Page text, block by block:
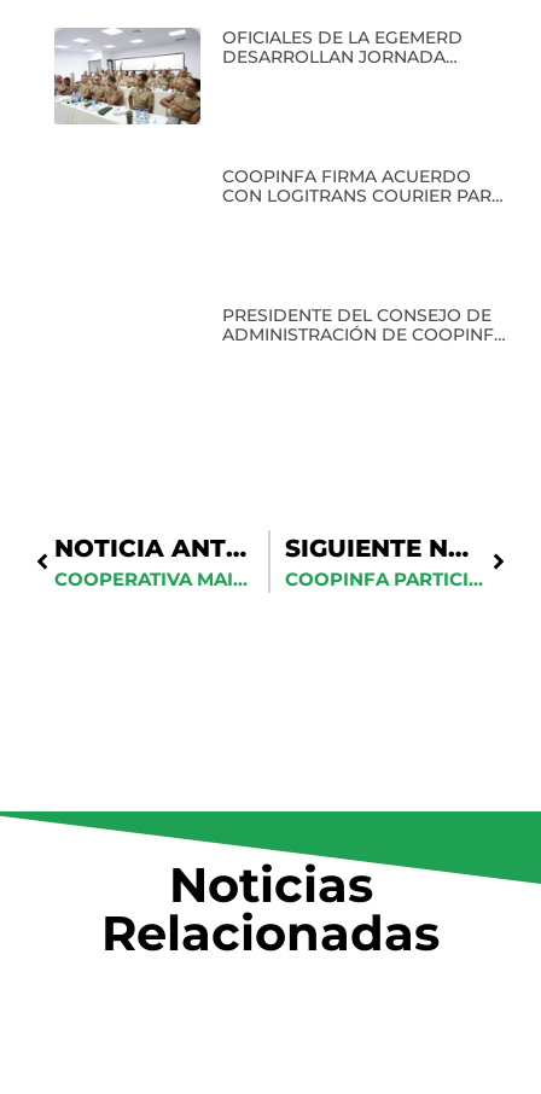
OFICIALES DE LA EGEMERD
DESARROLLAN JORNADA
COOPINFA FIRMA ACUERDO
CON LOGITRANS COURIER PARA
PRESIDENTE DEL CONSEJO DE
ADMINISTRACIÓN DE COOPINFA
NOTICIA ANTERIOR
COOPERATIVA MAIMÓN RECONOCE AL PRESIDENTE DEL CONSEJO DE ADMINISTRACIÓN DE COOPINFA
SIGUIENTE NOTICIA
COOPINFA PARTICIPA EN LA APERTURA DE LA I EDICIÓN DE COOPVALORA 2026
Noticias
Relacionadas